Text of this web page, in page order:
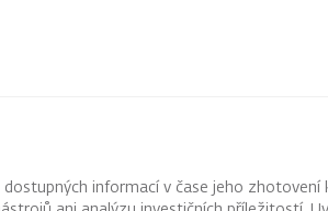
informací v čase jeho